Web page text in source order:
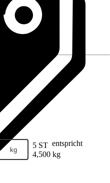
kg 5 ST entspricht
4,500 kg